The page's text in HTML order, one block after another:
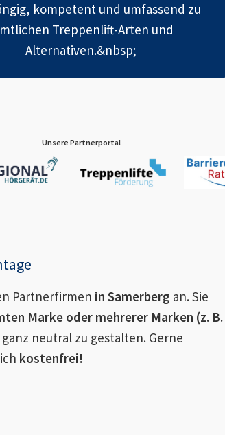
kompetent und umfassend zu
Treppenlift-Arten und
Alternativen.&nbsp;
Unsere Partnerportal
Partnerfirmen in Samerberg an. Sie
Marke oder mehrerer Marken (z. B.
neutral zu gestalten. Gerne
kostenfrei!